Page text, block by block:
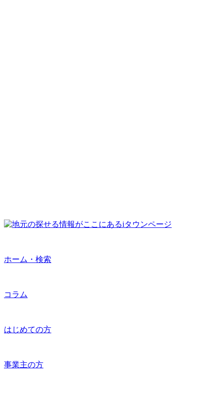
ホーム・検索
コラム
はじめての方
事業主の方